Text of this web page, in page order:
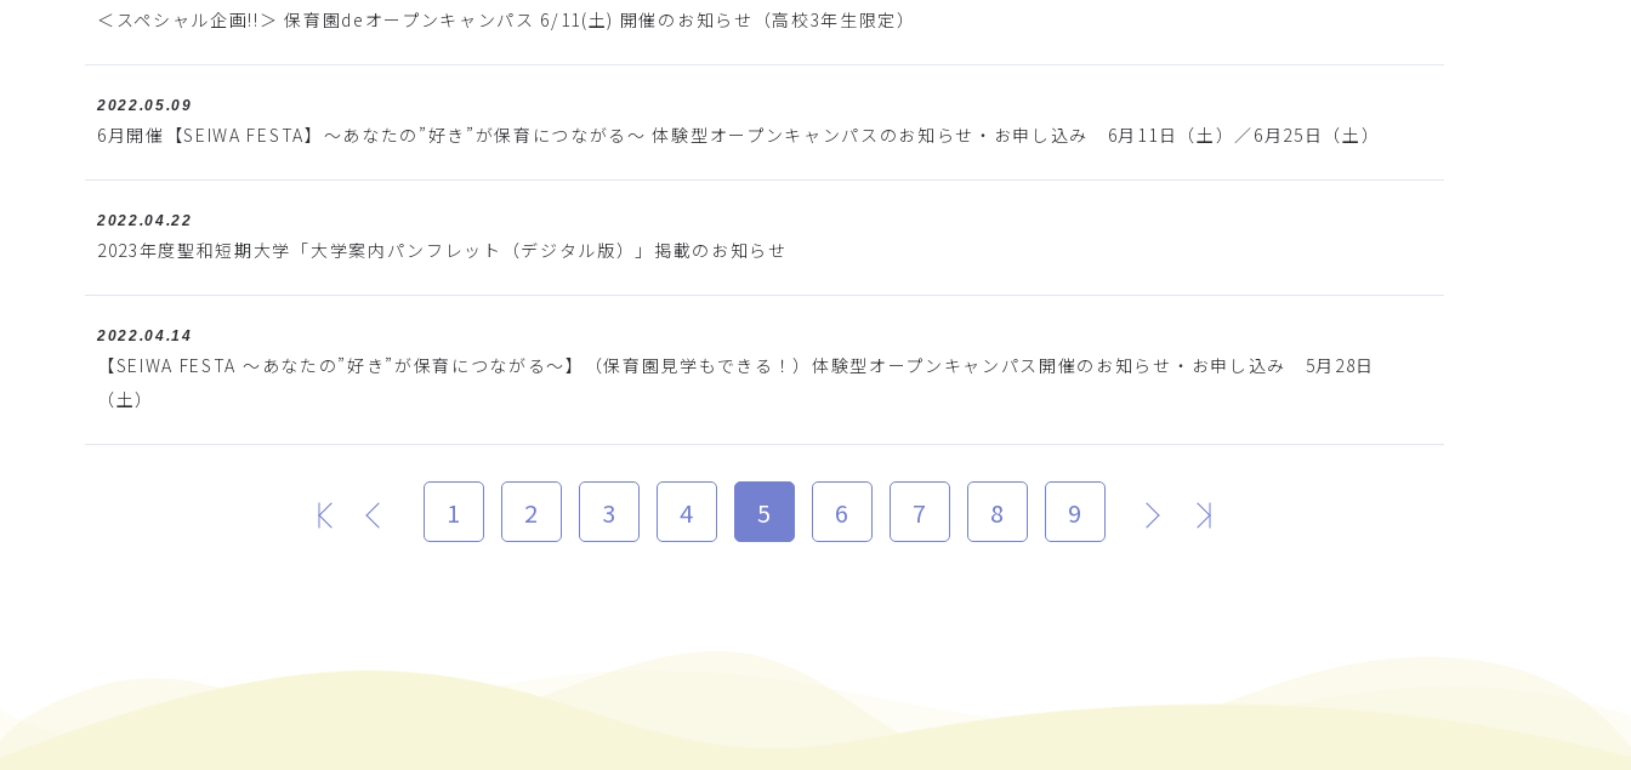
＜スペシャル企画!!＞ 保育園deオープンキャンパス 6/11(土) 開催のお知らせ（高校3年生限定）
2022.05.09
6月開催【SEIWA FESTA】～あなたの”好き”が保育につながる～ 体験型オープンキャンパスのお知らせ・お申し込み 6月11日（土）／6月25日（土）
2022.04.22
2023年度聖和短期大学「大学案内パンフレット（デジタル版）」掲載のお知らせ
2022.04.14
【SEIWA FESTA ～あなたの”好き”が保育につながる～】（保育園見学もできる！）体験型オープンキャンパス開催のお知らせ・お申し込み 5月28日
（土）
最初 1 2 3 4 5 6 7 8 9 次 最後